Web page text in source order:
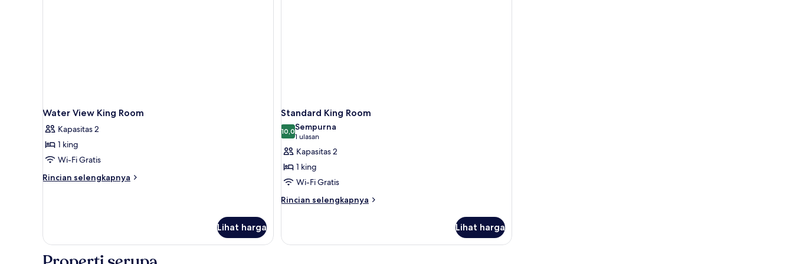
Water View King Room
Kapasitas 2
1 king
Wi-Fi Gratis
Rincian selengkapnya
Rincian
King
Lihat harga
Standard King Room
10,010,0 dari 10
Sempurna
1 ulasan
(1
ulasan)
Kapasitas 2
1 king
Wi-Fi Gratis
Rincian selengkapnya
Rincian
Standard
Lihat harga